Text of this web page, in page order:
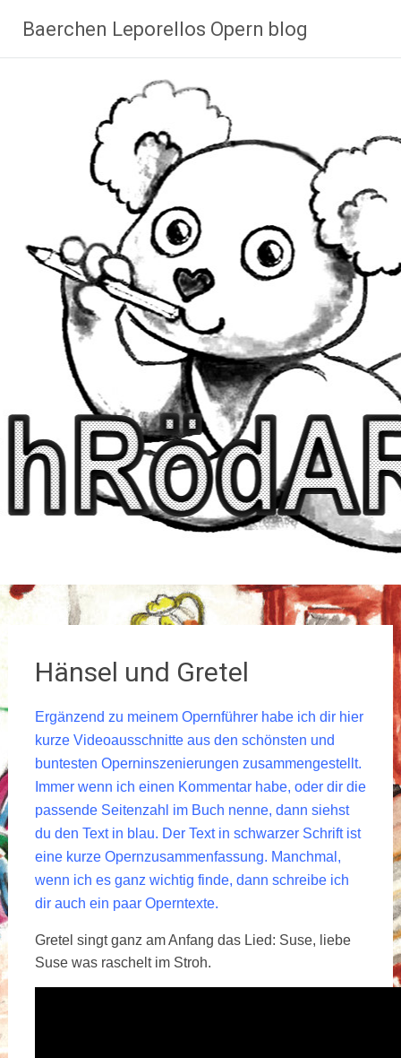
Inhalt
springen
Baerchen Leporellos Opern blog
Hänsel und Gretel
Ergänzend zu meinem Opernführer habe ich dir hier
kurze Videoausschnitte aus den schönsten und
buntesten Operninszenierungen zusammengestellt.
Immer wenn ich einen Kommentar habe, oder dir die
passende Seitenzahl im Buch nenne, dann siehst
du den Text in blau. Der Text in schwarzer Schrift ist
eine kurze Opernzusammenfassung. Manchmal,
wenn ich es ganz wichtig finde, dann schreibe ich
dir auch ein paar Operntexte.
Gretel singt ganz am Anfang das Lied: Suse, liebe
Suse was raschelt im Stroh.